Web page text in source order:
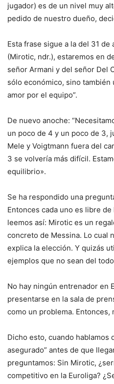
jugador) es de un nivel muy
pedido de nuestro dueño,
Esta frase sigue a la del 31 de
(Mirotic, ndr.), estaremos en
señor Armani y del señor Del
sólo económico, sino también
amor por el equipo”.
De nuevo anoche:
un poco de 4 y un poco de 3,
Mele y Voigtmann fuera del
3 se volvería más difícil.
equilibrio».
Se ha respondido una
Entonces cada uno es libre
leemos así: Mirotic es un
concreto de Messina. Lo cual
explica la elección. Y quizás
ejemplos que no sean del
No hay ningún entrenador en
presentarse en la sala de
como un problema. Entonces,
Dicho esto, cuando hablamos
asegurado” antes de que
preguntamos: Sin Mirotic,
competitivo en la Euroliga?